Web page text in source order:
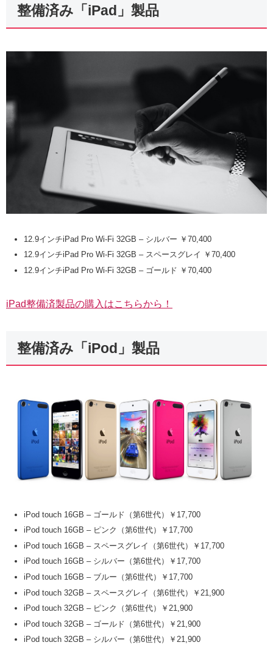
整備済み「iPad」製品
12.9インチiPad Pro Wi-Fi 32GB – シルバー ￥70,400
12.9インチiPad Pro Wi-Fi 32GB – スペースグレイ ￥70,400
12.9インチiPad Pro Wi-Fi 32GB – ゴールド ￥70,400
iPad整備済製品の購入はこちらから！
整備済み「iPod」製品
iPod touch 16GB – ゴールド（第6世代）￥17,700
iPod touch 16GB – ピンク（第6世代）￥17,700
iPod touch 16GB – スペースグレイ（第6世代）￥17,700
iPod touch 16GB – シルバー（第6世代）￥17,700
iPod touch 16GB – ブルー（第6世代）￥17,700
iPod touch 32GB – スペースグレイ（第6世代）￥21,900
iPod touch 32GB – ピンク（第6世代）￥21,900
iPod touch 32GB – ゴールド（第6世代）￥21,900
iPod touch 32GB – シルバー（第6世代）￥21,900